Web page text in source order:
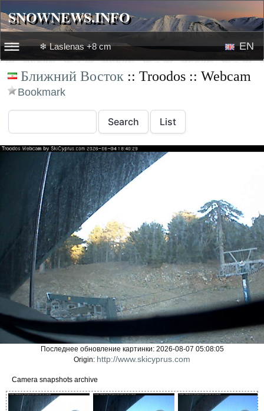
SNOWNEWS.INFO
☰☰
News
Snow videos
❄ Laslenas +8 cm EN
RU
Ближний Восток :: Troodos :: Webcam
Bookmark
Последнее обновление картинки: 2026-08-07 05:08:05
Origin: http://www.skicyprus.com
Camera snapshots archive